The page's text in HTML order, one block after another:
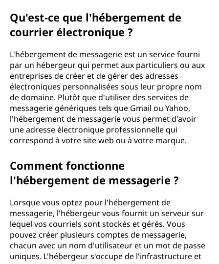
Qu'est-ce que l'hébergement de
courrier électronique ?
L'hébergement de messagerie est un service fourni
par un hébergeur qui permet aux particuliers ou aux
entreprises de créer et de gérer des adresses
électroniques personnalisées sous leur propre nom
de domaine. Plutôt que d'utiliser des services de
messagerie génériques tels que Gmail ou Yahoo,
l'hébergement de messagerie vous permet d'avoir
une adresse électronique professionnelle qui
correspond à votre site web ou à votre marque.
Comment fonctionne
l'hébergement de messagerie ?
Lorsque vous optez pour l'hébergement de
messagerie, l'hébergeur vous fournit un serveur sur
lequel vos courriels sont stockés et gérés. Vous
pouvez créer plusieurs comptes de messagerie,
chacun avec un nom d'utilisateur et un mot de passe
uniques. L'hébergeur s'occupe de l'infrastructure et